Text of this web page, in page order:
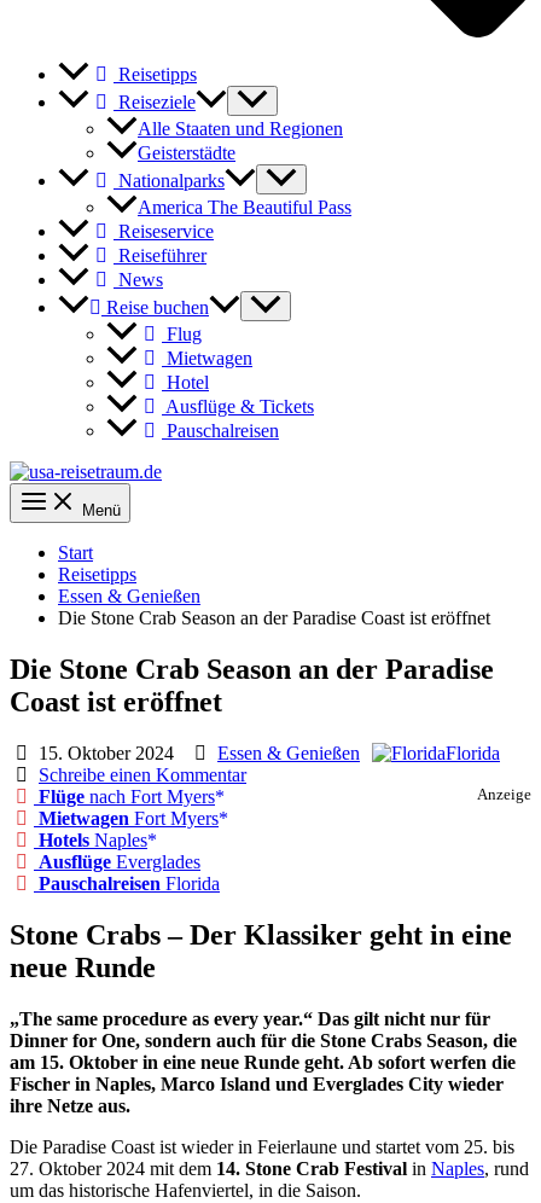
Reisetipps
Reiseziele
Alle Staaten und Regionen
Geisterstädte
Nationalparks
America The Beautiful Pass
Reiseservice
Reiseführer
News
Reise buchen
Flug
Mietwagen
Hotel
Ausflüge & Tickets
Pauschalreisen
Menü
Start
Reisetipps
Essen & Genießen
Die Stone Crab Season an der Paradise Coast ist eröffnet
Die Stone Crab Season an der Paradise
Coast ist eröffnet
15. Oktober 2024 Essen & Genießen
Florida
Schreibe einen Kommentar
Anzeige
Flüge nach Fort Myers
Mietwagen Fort Myers
Hotels Naples
Ausflüge Everglades
Pauschalreisen Florida
Stone Crabs – Der Klassiker geht in eine
neue Runde
„The same procedure as every year.“ Das gilt nicht nur für
Dinner for One, sondern auch für die Stone Crabs Season, die
am 15. Oktober in eine neue Runde geht. Ab sofort werfen die
Fischer in Naples, Marco Island und Everglades City wieder
ihre Netze aus.
Die Paradise Coast ist wieder in Feierlaune und startet vom 25. bis
27. Oktober 2024 mit dem 14. Stone Crab Festival in Naples, rund
um das historische Hafenviertel, in die Saison.